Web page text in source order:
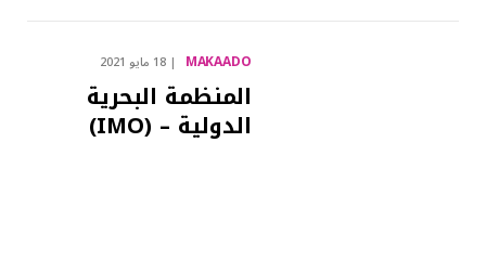
MAKAADO 18 مايو 2021
المنظمة البحرية
الدولية – (IMO)